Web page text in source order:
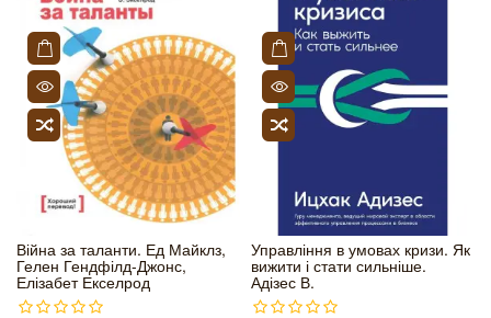
Війна за таланти. Ед Майклз,
Гелен Гендфілд-Джонс,
Елізабет Екселрод
Управління в умовах кризи. Як
вижити і стати сильніше.
Адізес В.